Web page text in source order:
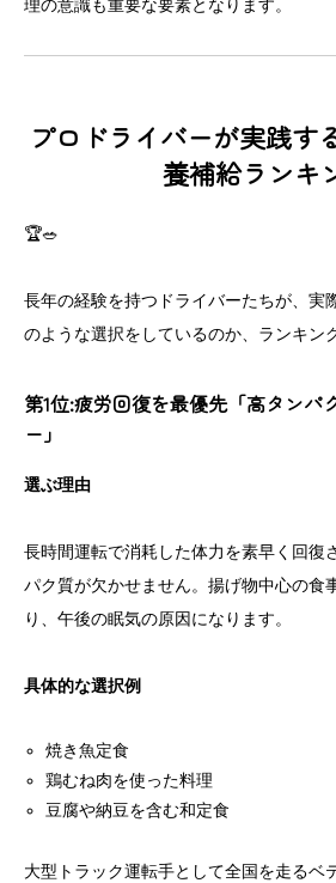
理の意識も重要な要素となります。
プロドライバーが実践す
養補給ランキ
🏆🥗
長年の経験を持つドライバーたちが、実
のような選択をしているのか、ランキン
第1位:疲労回復を最優先「高タンパ
ー」
選ぶ理由
長時間運転で消耗した体力を素早く回復
パク質が欠かせません。揚げ物中心の食
り、午後の眠気の原因になります。
具体的な選択例
焼き魚定食
鶏むね肉を使った料理
豆腐や納豆を含む和定食
大型トラック運転手として全国を走るベ